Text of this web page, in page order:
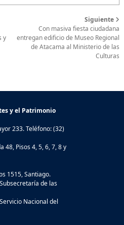
y
Siguiente
Con masiva fiesta ciudadana
entregan edificio de Museo Regional
de Atacama al Ministerio de las
Culturas
y el Patrimonio
233. Teléfono: (32)
48, Pisos 4, 5, 6, 7, 8 y
1515, Santiago.
de las
Nacional del